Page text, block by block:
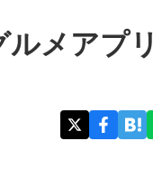
メアプリ